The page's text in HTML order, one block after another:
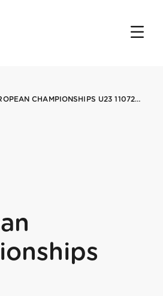
EUROPEAN CHAMPIONSHIPS U23 11072021 TALLINN